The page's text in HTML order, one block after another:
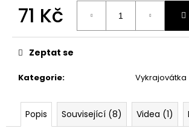
71 Kč
cena:
Kategorie: Vykrajovátka
Zeptat se
Popis Související (8) Videa (1)
VYKRAJOVÁTKA
VÁNOCE
#1843
53